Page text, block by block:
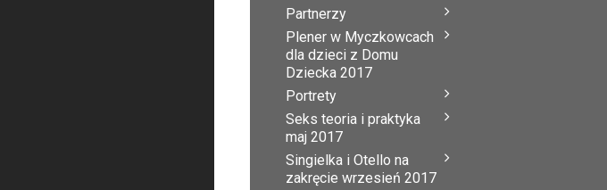
Partnerzy
Plener w Myczkowcach
dla dzieci z Domu
Dziecka 2017
Portrety
Seks teoria i praktyka
maj 2017
Singielka i Otello na
zakręcie wrzesień 2017